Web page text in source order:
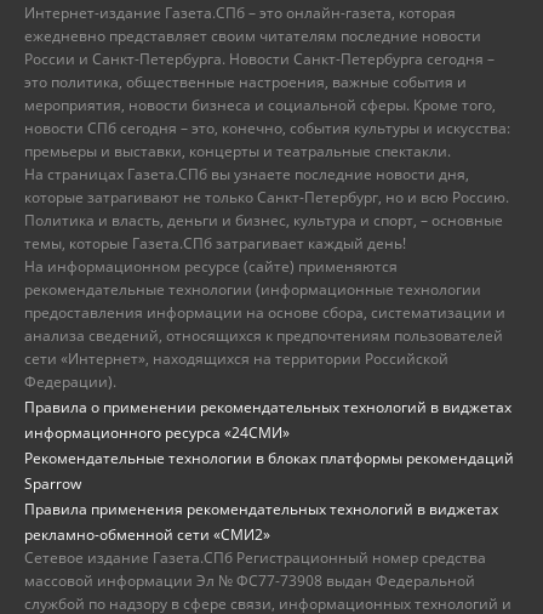
Интернет-издание Газета.СПб – это онлайн-газета, которая
ежедневно представляет своим читателям последние новости
России и Санкт-Петербурга. Новости Санкт-Петербурга сегодня –
это политика, общественные настроения, важные события и
мероприятия, новости бизнеса и социальной сферы. Кроме того,
новости СПб сегодня – это, конечно, события культуры и искусства:
премьеры и выставки, концерты и театральные спектакли.
На страницах Газета.СПб вы узнаете последние новости дня,
которые затрагивают не только Санкт-Петербург, но и всю Россию.
Политика и власть, деньги и бизнес, культура и спорт, – основные
темы, которые Газета.СПб затрагивает каждый день!
На информационном ресурсе (сайте) применяются
рекомендательные технологии (информационные технологии
предоставления информации на основе сбора, систематизации и
анализа сведений, относящихся к предпочтениям пользователей
сети «Интернет», находящихся на территории Российской
Федерации).
Правила о применении рекомендательных технологий в виджетах
информационного ресурса «24СМИ»
Рекомендательные технологии в блоках платформы рекомендаций
Sparrow
Правила применения рекомендательных технологий в виджетах
рекламно-обменной сети «СМИ2»
Сетевое издание Газета.СПб Регистрационный номер средства
массовой информации Эл № ФС77-73908 выдан Федеральной
службой по надзору в сфере связи, информационных технологий и